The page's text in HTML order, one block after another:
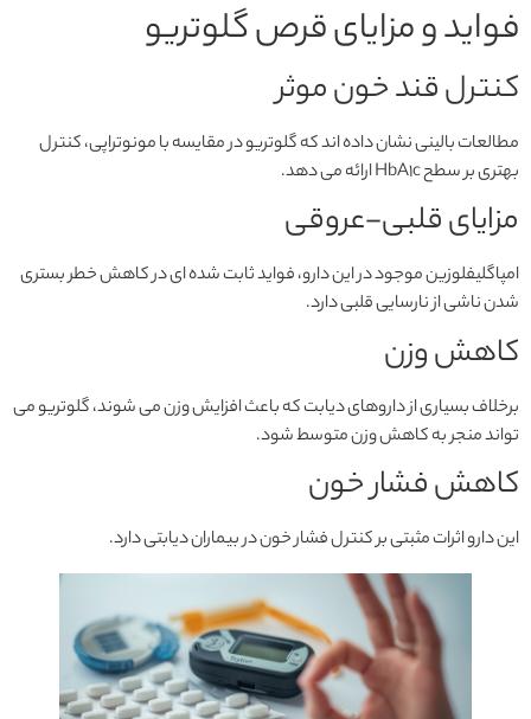
فواید و مزایای قرص گلوتریو
کنترل قند خون موثر
مطالعات بالینی نشان داده اند که گلوتریو در مقایسه با مونوتراپی، کنترل
بهتری بر سطح HbA1c ارائه می دهد.
مزایای قلبی-عروقی
امپاگلیفلوزین موجود در این دارو، فواید ثابت شده ای در کاهش خطر بستری
شدن ناشی از نارسایی قلبی دارد.
کاهش وزن
برخلاف بسیاری از داروهای دیابت که باعث افزایش وزن می شوند، گلوتریو می
تواند منجر به کاهش وزن متوسط شود.
کاهش فشار خون
این دارو اثرات مثبتی بر کنترل فشار خون در بیماران دیابتی دارد.